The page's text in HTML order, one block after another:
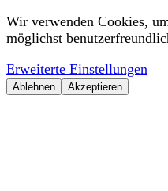
Wir verwenden Cookies,
möglichst
Erweiterte Einstellungen
Ablehnen Akzeptieren